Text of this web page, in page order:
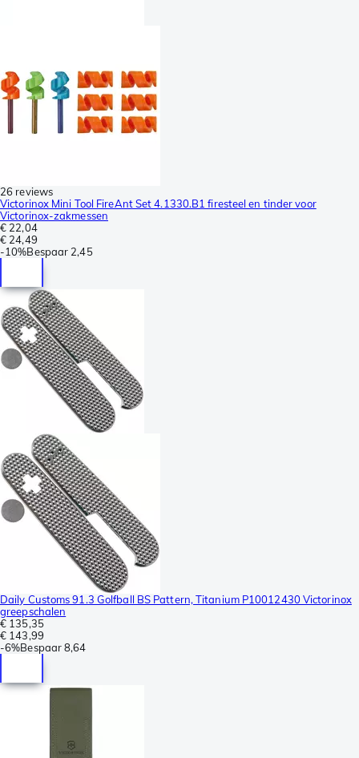
26 reviews
Victorinox Mini Tool FireAnt Set 4.1330.B1 firesteel en tinder voor
Victorinox-zakmessen
€ 22,04
€ 24,49
-10%Bespaar 2,45
Daily Customs 91.3 Golfball BS Pattern, Titanium P10012430 Victorinox
greepschalen
€ 135,35
€ 143,99
-6%Bespaar8,64